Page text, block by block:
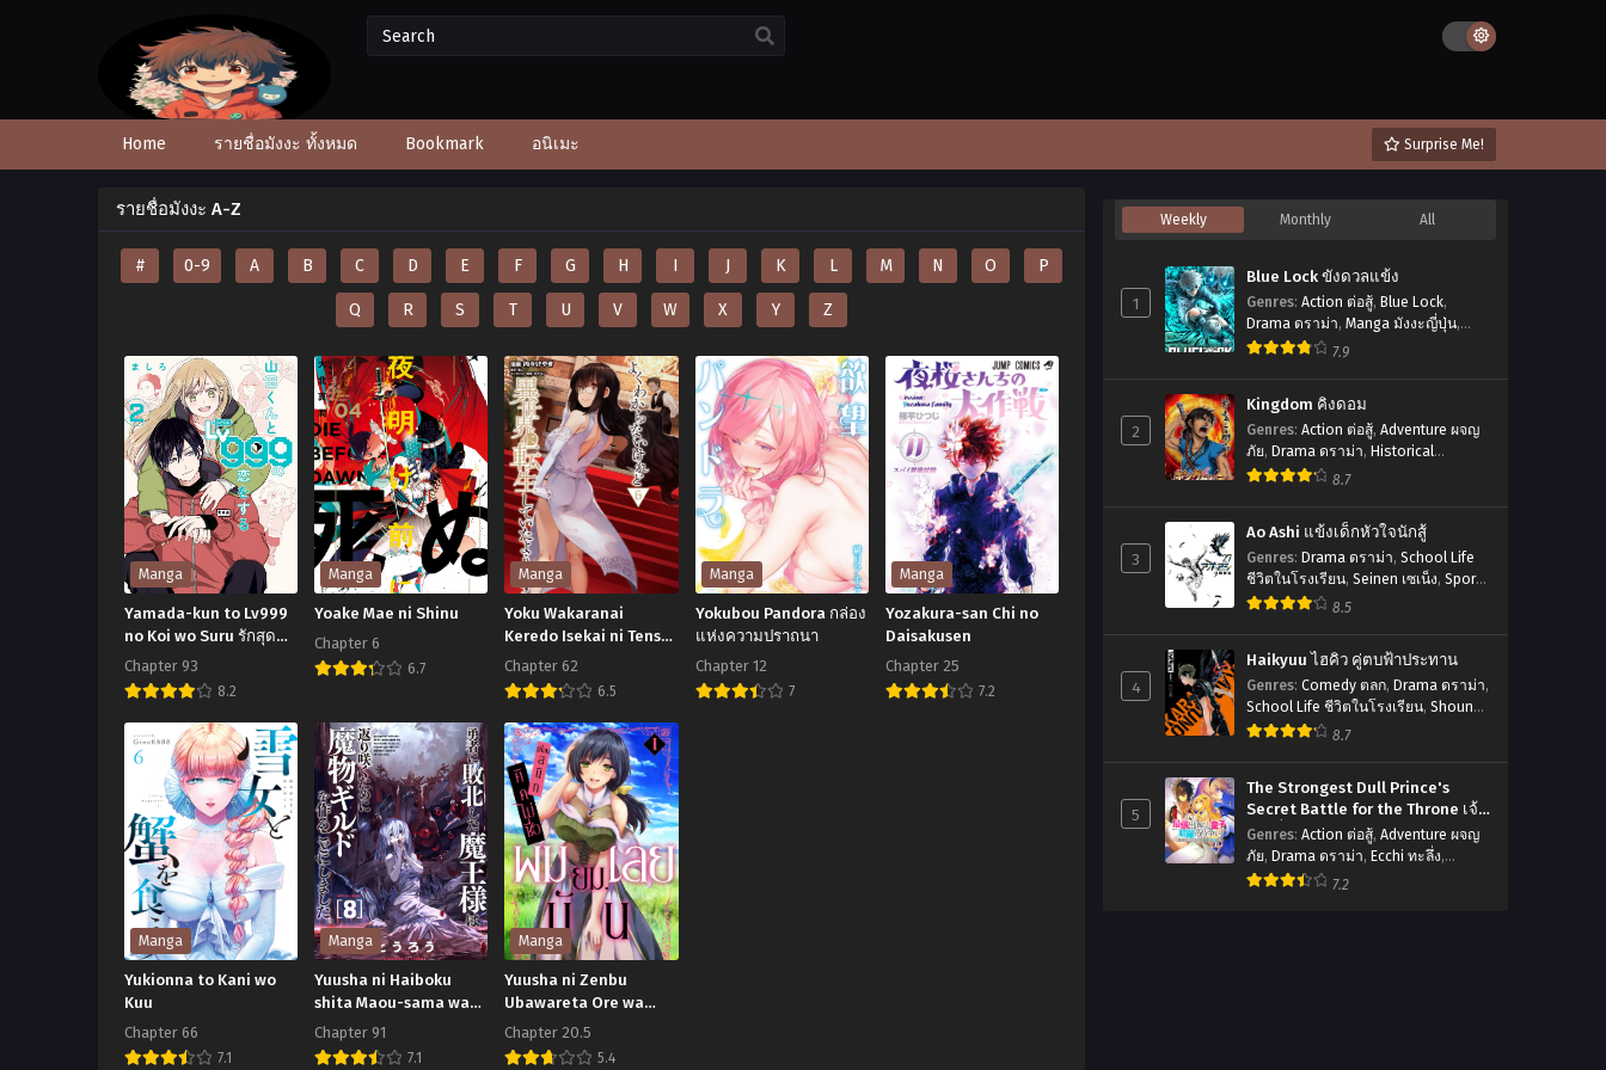
Home รายชื่อมังงะ ทั้งหมด Bookmark อนิเมะ Surprise Me!
รายชื่อมังงะ A-Z
# 0-9 A B C D E F G H I J K L M N O P
Q R S T U V W X Y Z
Manga
Yamada-kun to Lv999
no Koi wo Suru รักสุด
ฟินเลเวล 999 กับยามาดะ
คุง
Chapter 93
8.2
kun
Lv999
no
Koi
wo
Suru
รัก
สุด
ฟินเลเวล
Manga
Yoake Mae ni Shinu
Chapter 6
6.7
Mae
ni
Shinu
Manga
Yoku Wakaranai
Keredo Isekai ni Tensei
Shiteita You Desu
Chapter 62
6.5
Wakaranai
Keredo
Isekai
ni
Tensei
Shiteita
You
Desu
Manga
Yokubou Pandora กล่อง
แห่งความปราถนา
Chapter 12
7
Manga
Yozakura-san Chi no
Daisakusen
Chapter 25
7.2
Manga
Yukionna to Kani wo
Kuu
Chapter 66
7.1
Manga
Yuusha ni Haiboku
shita Maou-sama wa
Kaerizaku Tame ni
Mamono Guild wo
Chapter 91
7.1
Manga
Yuusha ni Zenbu
Ubawareta Ore wa
Yuusha no Hahaoya to
Party wo Kumimashita!
Chapter 20.5
5.4
Weekly Monthly All
1
Blue Lock ขังดวลแข้ง
Genres: Action ต่อสู้, Blue Lock,
Drama ดราม่า, Manga มังงะญี่ปุ่น,
Shounen โชเน็ง
7.9
2
Kingdom คิงดอม
Genres: Action ต่อสู้, Adventure ผจญ
ภัย, Drama ดราม่า, Historical
ประวัติศาสตร์, Manga มังงะญี่ปุ่น
8.7
3
Ao Ashi แข้งเด็กหัวใจนักสู้
Genres: Drama ดราม่า, School Life
ชีวิตในโรงเรียน, Seinen เซเน็ง, Sports
กีฬา
8.5
4
Haikyuu ไฮคิว คู่ตบฟ้าประทาน
Genres: Comedy ตลก, Drama ดราม่า,
School Life ชีวิตในโรงเรียน, Shounen
โชเน็ง,Slice of Life รั้วโรงเรียน
8.7
5
The Strongest Dull Prince's
Secret Battle for the Throne เจ้า
ชายงี่เง่าสุดแกร่งกับศึกชิงราชสมบัติ
Genres: Action ต่อสู้, Adventure ผจญ
ภัย, Drama ดราม่า, Ecchi ทะลึ่ง,
Fantasy แฟนตาซี
7.2